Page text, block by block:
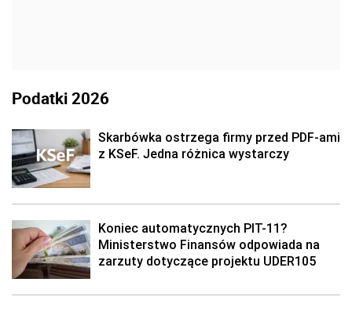
Podatki 2026
Skarbówka ostrzega firmy przed PDF-ami
z KSeF. Jedna różnica wystarczy
Koniec automatycznych PIT-11?
Ministerstwo Finansów odpowiada na
zarzuty dotyczące projektu UDER105